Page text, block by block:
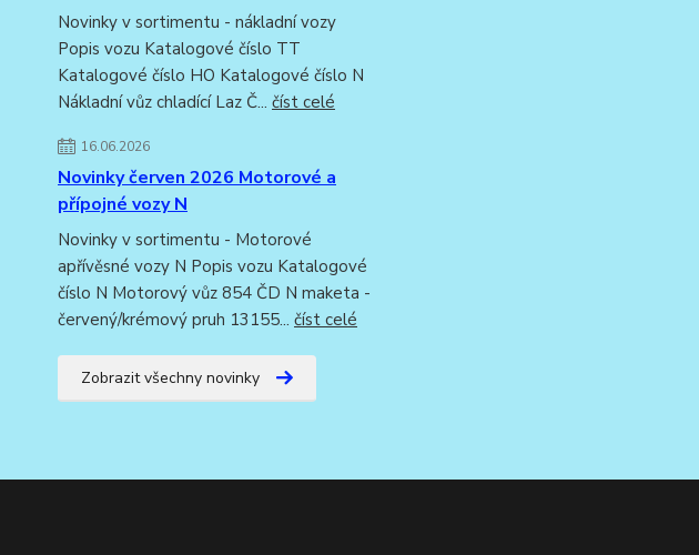
Novinky v sortimentu - nákladní vozy
Popis vozu Katalogové číslo TT
Katalogové číslo HO Katalogové číslo N
Nákladní vůz chladící Laz Č... číst celé
16.06.2026
Novinky červen 2026 Motorové a
přípojné vozy N
Novinky v sortimentu - Motorové
apřívěsné vozy N Popis vozu Katalogové
číslo N Motorový vůz 854 ČD N maketa -
červený/krémový pruh 13155... číst celé
Zobrazit všechny novinky